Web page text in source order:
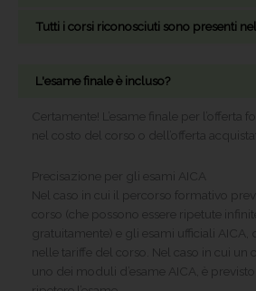
Tutti i corsi riconosciuti sono presenti
L'esame finale è incluso?
Certamente! L’esame finale per l’offerta
nel costo del corso o dell’offerta
Precisazione per gli esami AICA
Nel caso in cui il percorso formativo
corso (che possono essere ripetute
gratuitamente) e gli esami ufficiali AICA,
nelle tariffe del corso. Nel caso in cui un
uno dei moduli d’esame AICA, è